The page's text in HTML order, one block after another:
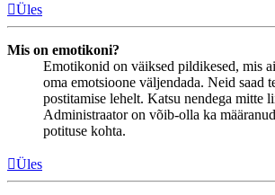
Üles
Mis on emotikoni?
Emotikonid on väiksed pildikesed, mis
oma emotsioone väljendada. Neid saad
postitamise lehelt. Katsu nendega mitte
Administraator on võib-olla ka
potituse kohta.
Üles